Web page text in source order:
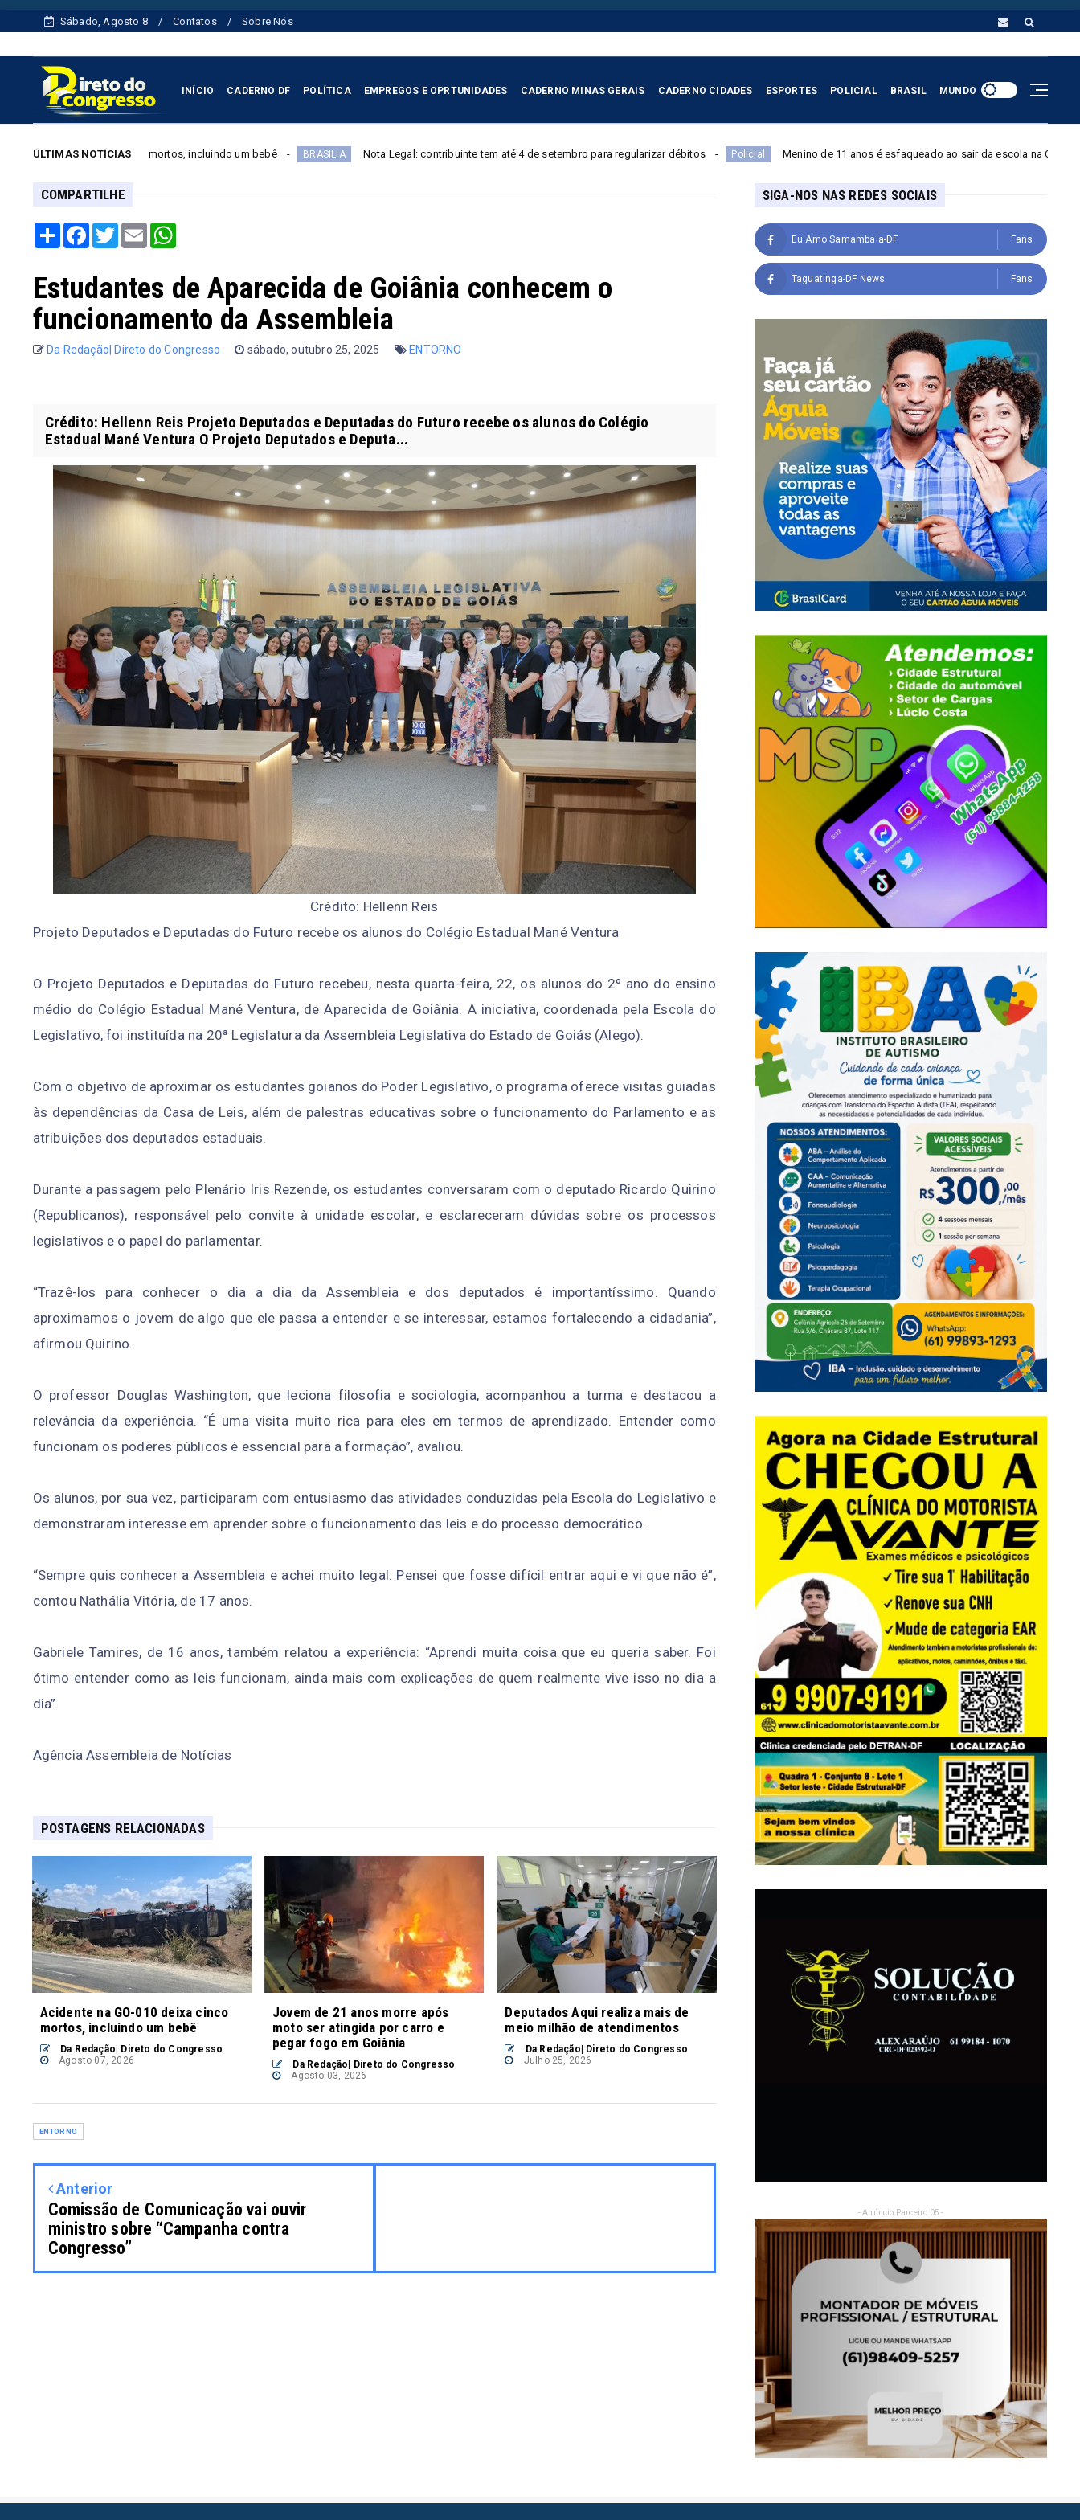
Sábado, Agosto 8 Contatos Sobre Nós
INÍCIO CADERNO DF POLÍTICA EMPREGOS E OPRTUNIDADES CADERNO MINAS GERAIS CADERNO CIDADES ESPORTES POLICIAL BRASIL MUNDO
ÚLTIMAS NOTÍCIAS
cinco mortos, incluindo um bebê BRASILIA Nota Legal: contribuinte tem até 4 de setembro para regularizar débitos Policial Menino de 11 anos é esfaqueado ao sair da escola na Cidade Estrutural;
COMPARTILHE
ShareFacebook
TwitterEmailWhatsApp
Estudantes de Aparecida de Goiânia conhecem o
funcionamento da Assembleia
Da Redação| Direto do Congresso sábado, outubro 25, 2025 ENTORNO
Crédito: Hellenn Reis Projeto Deputados e Deputadas do Futuro recebe os alunos do Colégio
Estadual Mané Ventura O Projeto Deputados e Deputa...
Crédito: Hellenn Reis
Projeto Deputados e Deputadas do Futuro recebe os alunos do Colégio Estadual Mané Ventura
O Projeto Deputados e Deputadas do Futuro recebeu, nesta quarta-feira, 22, os alunos do 2º ano do ensino
médio do Colégio Estadual Mané Ventura, de Aparecida de Goiânia. A iniciativa, coordenada pela Escola do
Legislativo, foi instituída na 20ª Legislatura da Assembleia Legislativa do Estado de Goiás (Alego).
Com o objetivo de aproximar os estudantes goianos do Poder Legislativo, o programa oferece visitas guiadas
às dependências da Casa de Leis, além de palestras educativas sobre o funcionamento do Parlamento e as
atribuições dos deputados estaduais.
Durante a passagem pelo Plenário Iris Rezende, os estudantes conversaram com o deputado Ricardo Quirino
(Republicanos), responsável pelo convite à unidade escolar, e esclareceram dúvidas sobre os processos
legislativos e o papel do parlamentar.
“Trazê-los para conhecer o dia a dia da Assembleia e dos deputados é importantíssimo. Quando
aproximamos o jovem de algo que ele passa a entender e se interessar, estamos fortalecendo a cidadania”,
afirmou Quirino.
O professor Douglas Washington, que leciona filosofia e sociologia, acompanhou a turma e destacou a
relevância da experiência. “É uma visita muito rica para eles em termos de aprendizado. Entender como
funcionam os poderes públicos é essencial para a formação”, avaliou.
Os alunos, por sua vez, participaram com entusiasmo das atividades conduzidas pela Escola do Legislativo e
demonstraram interesse em aprender sobre o funcionamento das leis e do processo democrático.
“Sempre quis conhecer a Assembleia e achei muito legal. Pensei que fosse difícil entrar aqui e vi que não é”,
contou Nathália Vitória, de 17 anos.
Gabriele Tamires, de 16 anos, também relatou a experiência: “Aprendi muita coisa que eu queria saber. Foi
ótimo entender como as leis funcionam, ainda mais com explicações de quem realmente vive isso no dia a
dia”.
Agência Assembleia de Notícias
POSTAGENS RELACIONADAS
Acidente na GO-010 deixa cinco
mortos, incluindo um bebê
Da Redação| Direto do Congresso
Agosto 07, 2026
Jovem de 21 anos morre após
moto ser atingida por carro e
pegar fogo em Goiânia
Da Redação| Direto do Congresso
Agosto 03, 2026
Deputados Aqui realiza mais de
meio milhão de atendimentos
Da Redação| Direto do Congresso
Julho 25, 2026
ENTORNO
Anterior
Comissão de Comunicação vai ouvir
ministro sobre “Campanha contra
Congresso”
SIGA-NOS NAS REDES SOCIAIS
Eu Amo Samambaia-DF Fans
Taguatinga-DF News Fans
- Anúncio Parceiro 05 -